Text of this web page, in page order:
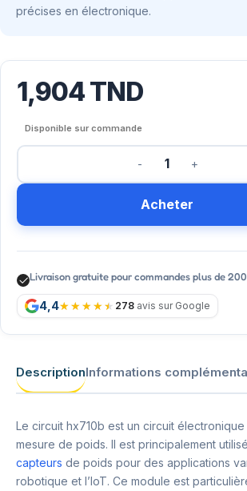
précises en électronique.
1,904TND
Disponible sur commande
Acheter
Livraison gratuite pour commandes plus de
4,4 278 avis sur Google
DescriptionInformations
Le circuit hx710b est un circuit
mesure de poids. Il est principalement
capteurs de poids pour des applications
robotique et l’IoT. Ce module est